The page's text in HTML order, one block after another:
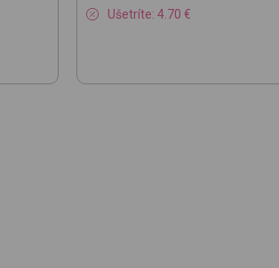
Ušetríte: 4.70 €